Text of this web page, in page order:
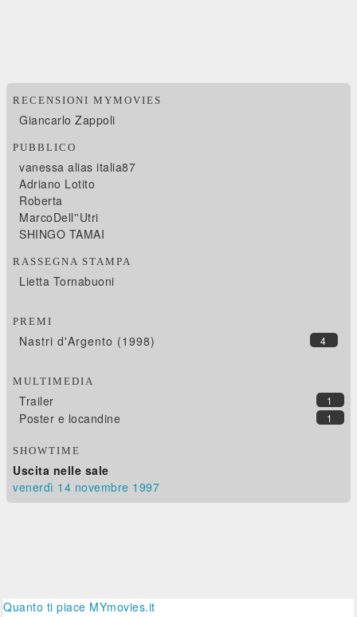
RECENSIONI MYMOVIES
Giancarlo Zappoli
PUBBLICO
vanessa alias italia87
Adriano Lotito
Roberta
MarcoDell''Utri
SHINGO TAMAI
RASSEGNA STAMPA
Lietta Tornabuoni
PREMI
4
Nastri d'Argento (1998)
MULTIMEDIA
1
Trailer
1
Poster e locandine
SHOWTIME
Uscita nelle sale
venerdì 14 novembre 1997
Quanto ti piace MYmovies.it